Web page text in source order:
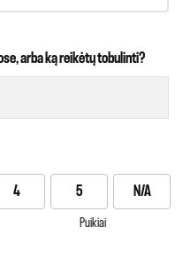
arba ką reikėtų tobulinti?
4 5 N/A
Puikiai